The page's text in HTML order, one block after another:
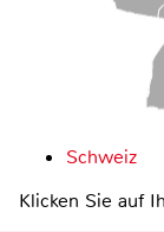
Schweiz
Klicken Sie auf